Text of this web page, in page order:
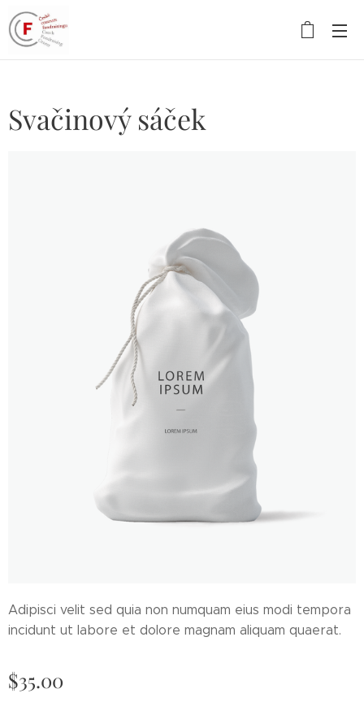
Svačinový sáček
Adipisci velit sed quia non numquam eius modi tempora
incidunt ut labore et dolore magnam aliquam quaerat.
$35.00